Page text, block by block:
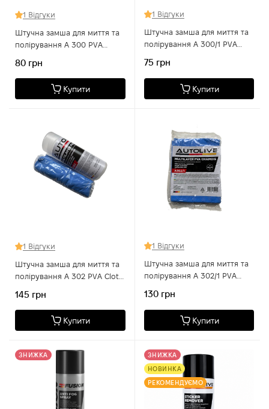
1 Відгуки
Штучна замша для миття та
полірування A 300 PVA
80 грн
Купити
1 Відгуки
Штучна замша для миття та
полірування A 300/1 PVA
75 грн
Купити
1 Відгуки
Штучна замша для миття та
полірування A 302 PVA Cloth,
145 грн
Купити
1 Відгуки
Штучна замша для миття та
полірування A 302/1 PVA
130 грн
Купити
ЗНИЖКА
ЗНИЖКА
НОВИНКА
РЕКОМЕНДУЄМО